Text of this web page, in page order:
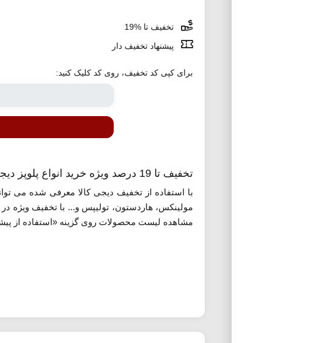
تخفیف تا %19
پیشنهاد تخفیف دار
برای کپی کد تخفیف، روی کد کلیک کنید:
تخفیف تا 19 درصد ویژه خرید انواع پلوپز دیجی کالا
با استفاده از تخفیف دیجی کالا معرفی شده می
مولینکس، هاردستون، تولیپس و... با تخفیف ویژه در
مشاهده لیست محصولات روی گزینه «استفاده از